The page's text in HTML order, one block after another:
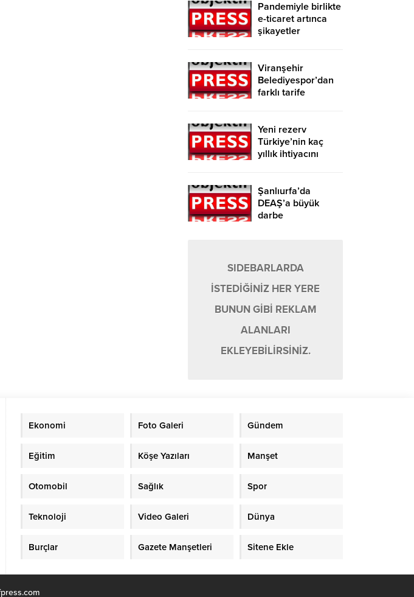
Pandemiyle birlikte
e-ticaret artınca
şikayetler
Viranşehir
Belediyespor’dan
farklı tarife
Yeni rezerv
Türkiye’nin kaç
yıllık ihtiyacını
Şanlıurfa’da
DEAŞ’a büyük
darbe
SIDEBARLARDA
İSTEDİĞİNİZ HER YERE
BUNUN GİBİ REKLAM
ALANLARI
EKLEYEBİLİRSİNİZ.
Ekonomi Foto Galeri Gündem
Eğitim Köşe Yazıları Manşet
Otomobil Sağlık Spor
Teknoloji Video Galeri Dünya
Burçlar Gazete Manşetleri Sitene Ekle